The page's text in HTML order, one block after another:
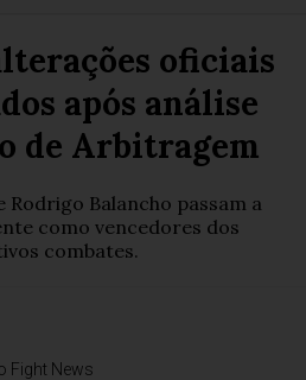
oficiais
após análise
de Arbitragem
Rodrigo Balancho passam a
como vencedores dos
combates.
Fight News